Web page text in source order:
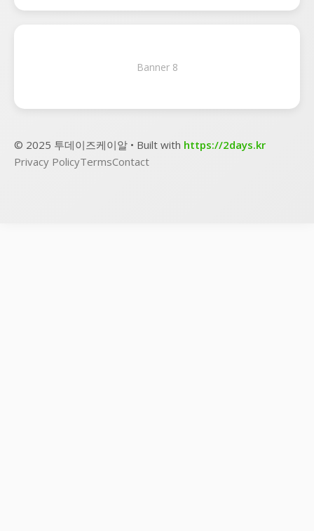
Banner 8
© 2025 투데이즈케이알 • Built with https://2days.kr
Privacy PolicyTermsContact